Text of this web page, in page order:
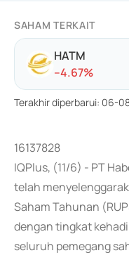
SAHAM TERKAIT
HATM
--4.67%
Terakhir diperbarui: 06-
16137828
IQPlus, (11/6) - PT
telah
Saham Tahunan
dengan tingkat
seluruh pemegang